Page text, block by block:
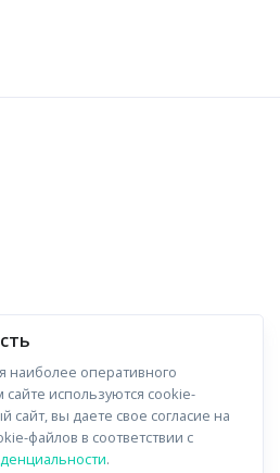
к1, оф.23
Информация
О компании
Доставка
наиболее оперативного
используются cookie-
сайт, вы даете свое согласие на
файлов в соответствии с
.